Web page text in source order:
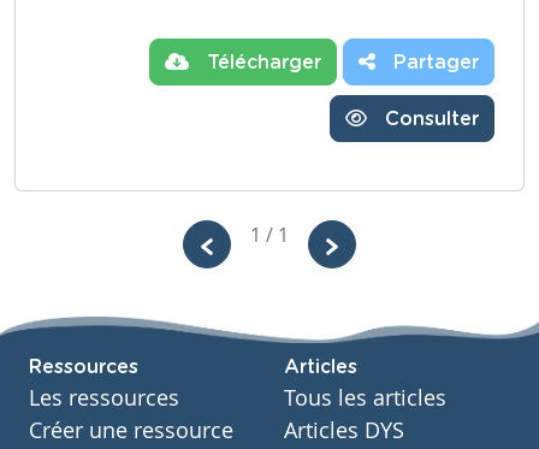
Télécharger Partager
Consulter
1 / 1
Ressources
Les ressources
Créer une ressource
Articles
Tous les articles
Articles DYS